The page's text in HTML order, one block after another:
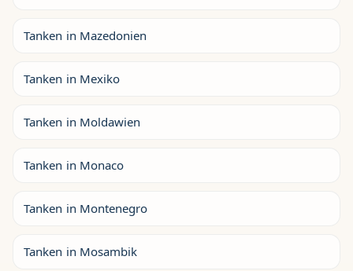
Tanken in Mazedonien
Tanken in Mexiko
Tanken in Moldawien
Tanken in Monaco
Tanken in Montenegro
Tanken in Mosambik